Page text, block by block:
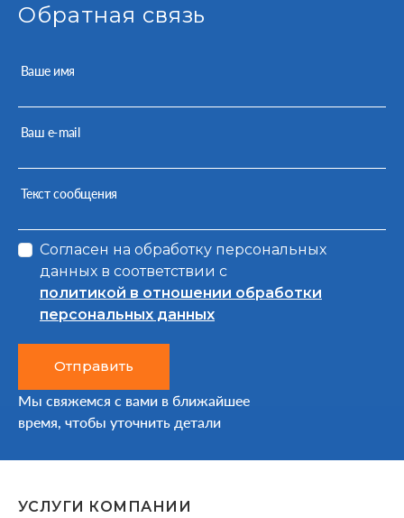
Обратная связь
Ваше имя
Ваш e-mail
Текст сообщения
Согласен на обработку персональных
данных в соответствии с
политикой в отношении обработки
персональных данных
Мы свяжемся с вами в ближайшее
время, чтобы уточнить детали
Отправить
УСЛУГИ КОМПАНИИ